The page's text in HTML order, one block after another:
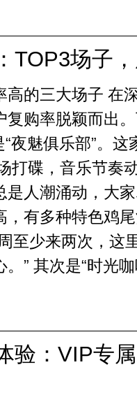
TOP3场子
高的三大场子 在
复购率脱颖而出
夜魅俱乐部”。
打碟，音乐节奏
是人潮涌动，大
，有多种特色鸡
至少来两次，这
” 其次是“时光
验：VIP专